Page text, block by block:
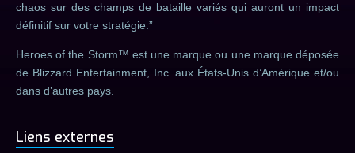
chaos sur des champs de bataille variés qui auront un impact
définitif sur votre stratégie.
Heroes of the Storm™ est une marque ou une marque déposée
de Blizzard Entertainment, Inc. aux États-Unis d’Amérique et/ou
dans d’autres pays.
Liens externes